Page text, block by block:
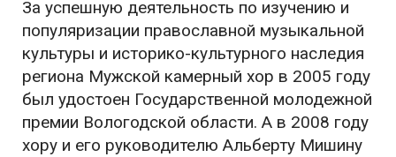
За успешную деятельность по изучению и
популяризации православной музыкальной
культуры и историко-культурного наследия
региона Мужской камерный хор в 2005 году
был удостоен Государственной молодежной
премии Вологодской области. А в 2008 году
хору и его руководителю Альберту Мишину